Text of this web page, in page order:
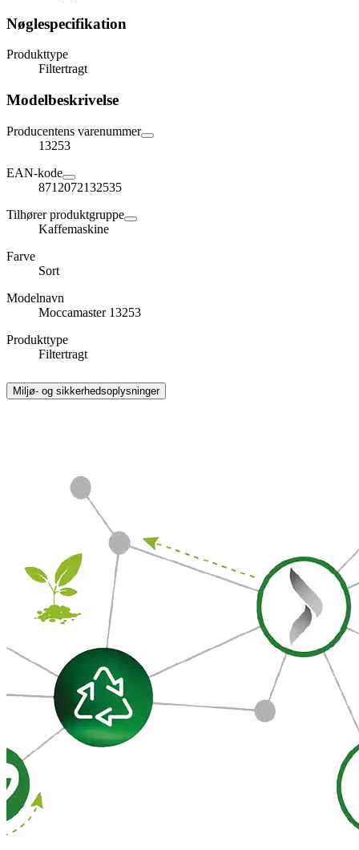
Nøglespecifikation
Produkttype
Filtertragt
Modelbeskrivelse
Producentens varenummer
13253
EAN-kode
8712072132535
Tilhører produktgruppe
Kaffemaskine
Farve
Sort
Modelnavn
Moccamaster 13253
Produkttype
Filtertragt
Miljø- og sikkerhedsoplysninger